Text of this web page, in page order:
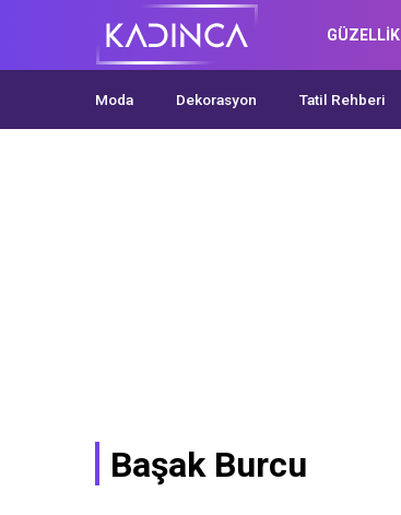
GÜZELLİK
Moda Dekorasyon Tatil Rehberi
Başak Burcu